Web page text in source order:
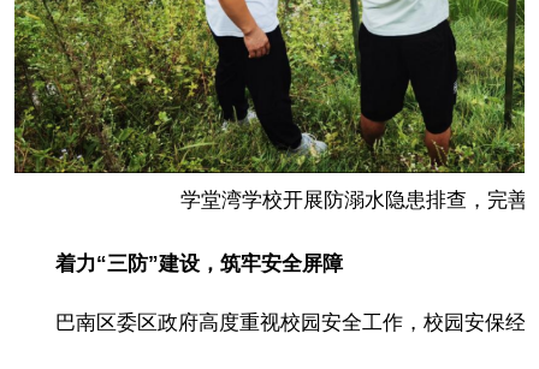
学堂湾学校开展防溺水隐患排查，完善
着力“三防”建设，筑牢安全屏障
巴南区委区政府高度重视校园安全工作，校园安保经